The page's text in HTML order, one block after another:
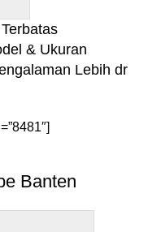
& Ukuran
Lebih dr
Banten